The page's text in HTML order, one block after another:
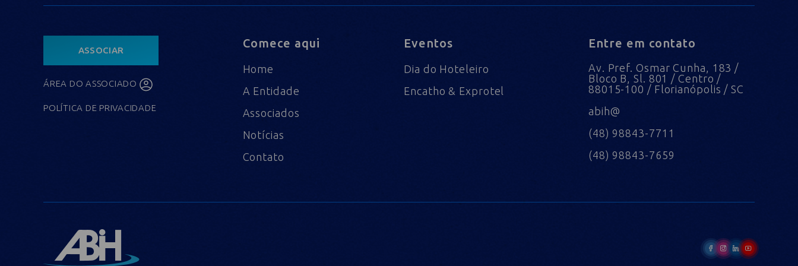
ASSOCIAR
ÁREA DO ASSOCIADO
POLÍTICA DE PRIVACIDADE
Comece aqui
Home
A Entidade
Associados
Notícias
Contato
Eventos
Dia do Hoteleiro
Encatho & Exprotel
Entre em contato
Av. Pref. Osmar Cunha, 183 /
Bloco B, Sl. 801 / Centro /
88015-100 / Florianópolis / SC
abih@
(48) 98843-7711
(48) 98843-7659